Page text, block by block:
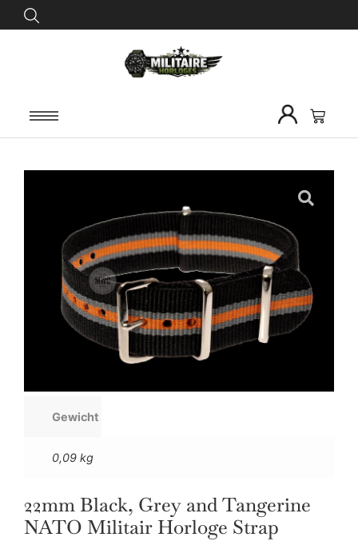
Gewicht
0,09 kg
22mm Black, Grey and Tangerine
NATO Militair Horloge Strap